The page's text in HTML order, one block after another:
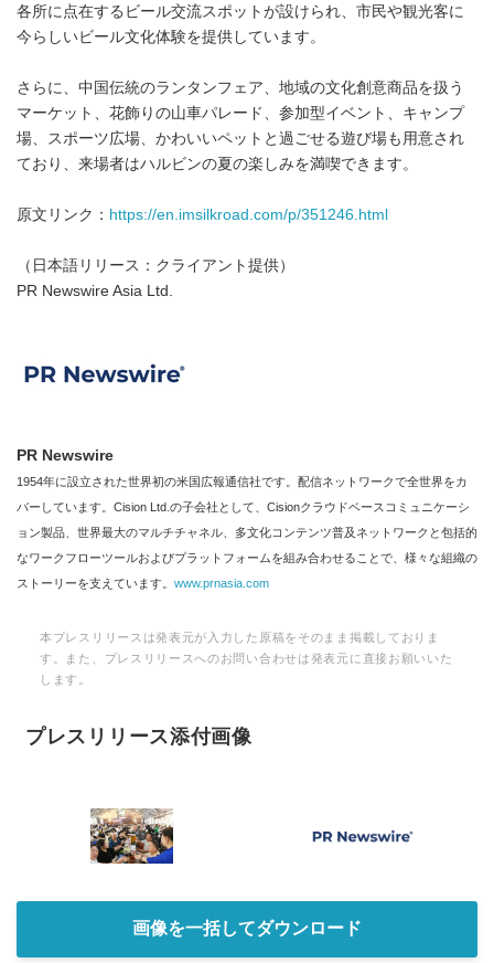
各所に点在するビール交流スポットが設けられ、市民や観光客に
今らしいビール文化体験を提供しています。
さらに、中国伝統のランタンフェア、地域の文化創意商品を扱う
マーケット、花飾りの山車パレード、参加型イベント、キャンプ
場、スポーツ広場、かわいいペットと過ごせる遊び場も用意され
ており、来場者はハルビンの夏の楽しみを満喫できます。
原文リンク： https://en.imsilkroad.com/p/351246.html
（日本語リリース：クライアント提供）
PR Newswire Asia Ltd.
PR Newswire
1954年に設立された世界初の米国広報通信社です。配信ネットワークで全世界をカ
バーしています。Cision Ltd.の子会社として、Cisionクラウドベースコミュニケーシ
ョン製品、世界最大のマルチチャネル、多文化コンテンツ普及ネットワークと包括的
なワークフローツールおよびプラットフォームを組み合わせることで、様々な組織の
ストーリーを支えています。 www.prnasia.com
本プレスリリースは発表元が入力した原稿をそのまま掲載しておりま
す。また、プレスリリースへのお問い合わせは発表元に直接お願いいた
します。
プレスリリース添付画像
画像を一括してダウンロード